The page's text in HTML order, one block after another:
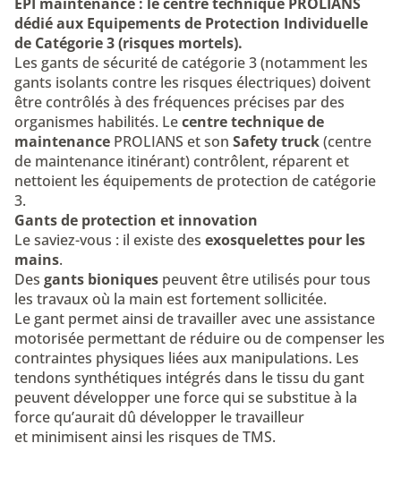
dédié aux Equipements de Protection Individuelle
de Catégorie 3 (risques mortels).
Les gants de sécurité de catégorie 3 (notamment les
gants isolants contre les risques électriques) doivent
être contrôlés à des fréquences précises par des
organismes habilités. Lecentre technique de
maintenance PROLIANS et son Safety truck(centre
de maintenance itinérant)contrôlent, réparent et
nettoient les équipements de protection de catégorie
3.
Gants de protection et innovation
Le saviez-vous : il existe des exosquelettes pour les
mains.
Des gants bioniques peuvent être utilisés pour tous
les travaux où la main est fortement sollicitée.
Le gant permet ainsi de travailler avec une assistance
motorisée permettant de réduire ou de compenser les
contraintes physiques liées aux manipulations. Les
tendons synthétiques intégrés dans le tissu du gant
peuvent développer une force qui se substitue à la
force qu’aurait dû développer le travailleur
et minimisent ainsi les risques de TMS.